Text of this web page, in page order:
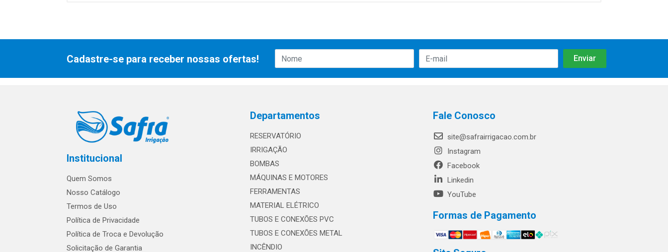
Cadastre-se para receber nossas ofertas!
Institucional
Quem Somos
Nosso Catálogo
Termos de Uso
Política de Privacidade
Política de Troca e Devolução
Solicitação de Garantia
Departamentos
RESERVATÓRIO
IRRIGAÇÃO
BOMBAS
MÁQUINAS E MOTORES
FERRAMENTAS
MATERIAL ELÉTRICO
TUBOS E CONEXÕES PVC
TUBOS E CONEXÕES METAL
INCÊNDIO
Fale Conosco
site@safrairrigacao.com.br
Instagram
Facebook
Linkedin
YouTube
Formas de Pagamento